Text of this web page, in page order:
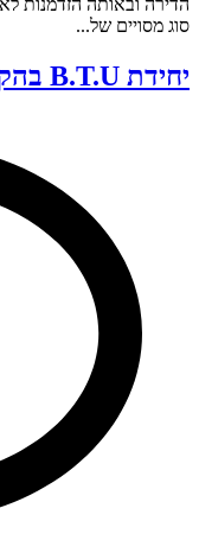
סוג מסויים של...
יחידת B.T.U בהקשר למכשירי חשמל